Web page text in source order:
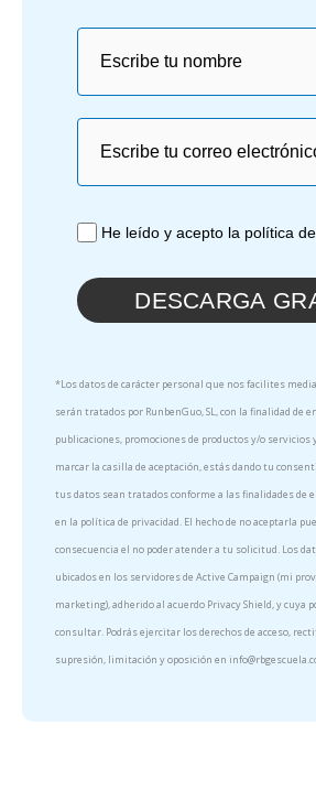
He leído y acepto la política
DESCARGA
*Los datos de carácter personal que nos facilites
serán tratados por RunbenGuo, SL, con la finalidad de
publicaciones, promociones de productos y/o servicios
marcar la casilla de aceptación, estás dando tu
tus datos sean tratados conforme a las finalidades de
en la política de privacidad. El hecho de no aceptarla
consecuencia el no poder atender a tu solicitud. Los
ubicados en los servidores de Active Campaign (mi
marketing), adherido al acuerdo Privacy Shield, y cuya
consultar. Podrás ejercitar los derechos de acceso,
supresión, limitación y oposición en